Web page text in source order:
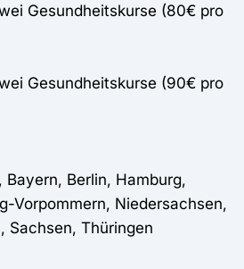
Gesundheitskurse (80€ pro
Gesundheitskurse (90€ pro
Berlin, Hamburg,
Vorpommern, Niedersachsen,
Sachsen, Thüringen